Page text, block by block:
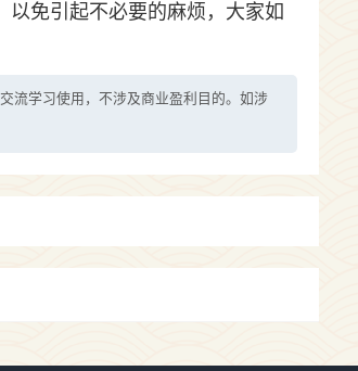
免引起不必要的麻烦，大家如
流学习使用，不涉及商业盈利目的。如涉